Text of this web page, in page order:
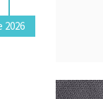
2026